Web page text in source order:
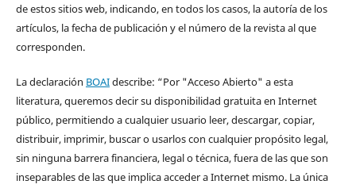
de estos sitios web, indicando, en todos los casos, la autoría de los
artículos, la fecha de publicación y el número de la revista al que
corresponden.
La declaración BOAIdescribe: “Por "Acceso Abierto" a esta
literatura, queremos decir su disponibilidad gratuita en Internet
público, permitiendo a cualquier usuario leer, descargar, copiar,
distribuir, imprimir, buscar o usarlos con cualquier propósito legal,
sin ninguna barrera financiera, legal o técnica, fuera de las que son
inseparables de las que implica acceder a Internet mismo. La única